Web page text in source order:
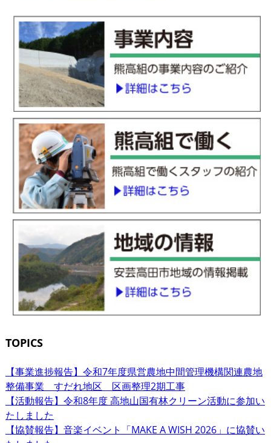
TOPICS
【事業進捗報告】令和7年度県営農地中間管理機構関連農地
整備事業 すだれ地区 区画整理2期工事
【活動報告】令和8年度 高地山国有林クリーン活動に参加い
たしました
【協賛報告】音楽イベント「MAKE A WISH 2026」に協賛い